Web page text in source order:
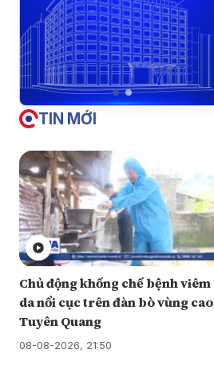
TIN MỚI
Chủ động khống chế bệnh viêm
da nổi cục trên đàn bò vùng cao
Tuyên Quang
08-08-2026, 21:50